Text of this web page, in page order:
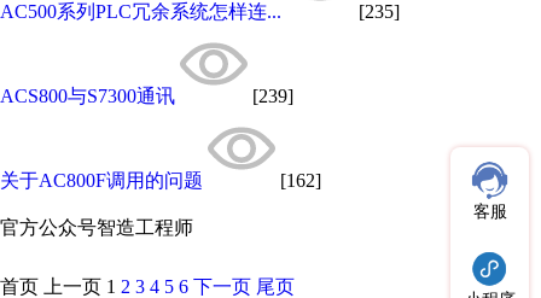
AC500系列PLC冗余系统怎样连... [235]
ACS800与S7300通讯 [239]
关于AC800F调用的问题 [162]
官方公众号智造工程师
客服
首页 上一页 1 2 3 4 5 6 下一页 尾页